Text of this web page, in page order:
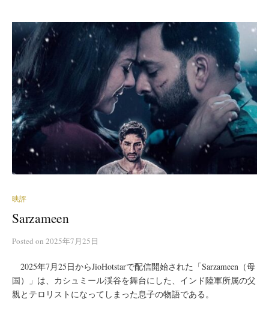
映評
Sarzameen
Posted on 2025年7月25日
2025年7月25日からJioHotstarで配信開始された「Sarzameen（母
国）」は、カシュミール渓谷を舞台にした、インド陸軍所属の父
親とテロリストになってしまった息子の物語である。